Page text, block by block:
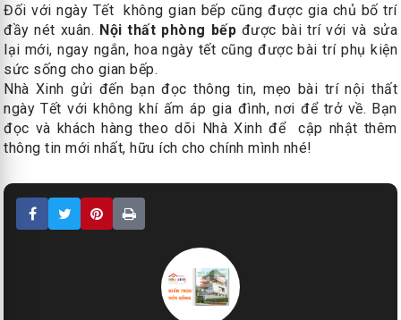
Đối với ngày Tết không gian bếp cũng được gia chủ bố trí
đầy nét xuân. Nội thất phòng bếp được bài trí với và sửa
lại mới, ngay ngắn, hoa ngày tết cũng được bài trí phụ kiện
sức sống cho gian bếp.
Nhà Xinh gửi đến bạn đọc thông tin, mẹo bài trí nội thất
ngày Tết với không khí ấm áp gia đình, nơi để trở về. Bạn
đọc và khách hàng theo dõi Nhà Xinh để cập nhật thêm
thông tin mới nhất, hữu ích cho chính mình nhé!